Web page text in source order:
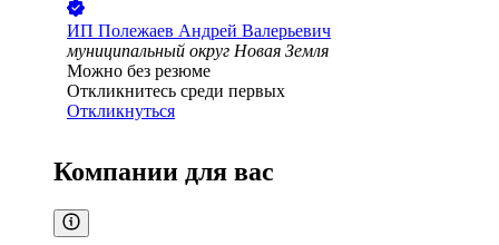
ИП Полежаев Андрей Валерьевич
муниципальный округ Новая Земля
Можно без резюме
Откликнитесь среди первых
Откликнуться
Компании для вас